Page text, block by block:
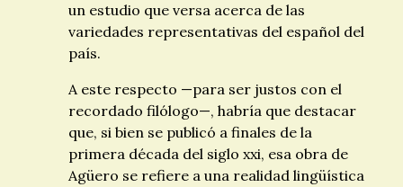
un estudio que versa acerca de las
variedades representativas del español del
país.
A este respecto —para ser justos con el
recordado filólogo—, habría que destacar
que, si bien se publicó a finales de la
primera década del siglo xxi, esa obra de
Agüero se refiere a una realidad lingüística